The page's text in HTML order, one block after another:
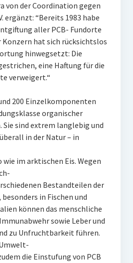
von der Coordination gegen
ergänzt: “Bereits 1983 habe
aller PCB- Fundorte
hat sich rücksichtslos
hinwegsetzt: Die
eine Haftung für die
verweigert.“
200 Einzelkomponenten
organischer
Sie sind extrem langlebig und
in der Natur – in
im arktischen Eis. Wegen
Bestandteilen der
in Fischen und
können das menschliche
sowie Leber und
zu Unfruchtbarkeit führen.
die Einstufung von PCB